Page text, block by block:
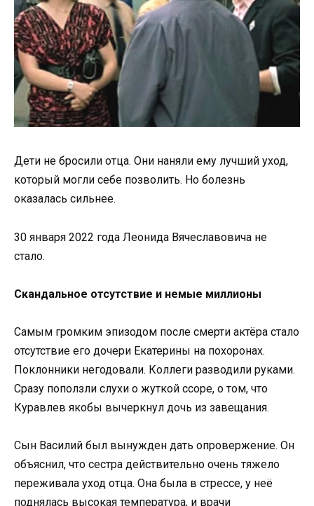
Дети не бросили отца. Они наняли ему лучший уход,
который могли себе позволить. Но болезнь
оказалась сильнее.
30 января 2022 года Леонида Вячеславовича не
стало.
Скандальное отсутствие и немые миллионы
Самым громким эпизодом после смерти актёра стало
отсутствие его дочери Екатерины на похоронах.
Поклонники негодовали. Коллеги разводили руками.
Сразу поползли слухи о жуткой ссоре, о том, что
Куравлев якобы вычеркнул дочь из завещания.
Сын Василий был вынужден дать опровержение. Он
объяснил, что сестра действительно очень тяжело
переживала уход отца. Она была в стрессе, у неё
поднялась высокая температура, и врачи